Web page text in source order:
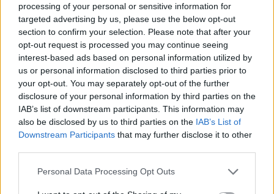
processing of your personal or sensitive information for
targeted advertising by us, please use the below opt-out
section to confirm your selection. Please note that after your
opt-out request is processed you may continue seeing
interest-based ads based on personal information utilized by
us or personal information disclosed to third parties prior to
your opt-out. You may separately opt-out of the further
disclosure of your personal information by third parties on the
IAB’s list of downstream participants. This information may
also be disclosed by us to third parties on the IAB’s List of
Downstream Participants that may further disclose it to other
Personal Data Processing Opt Outs
In nottata il nome del laterale
accostato al Real Si riflette su
Jimenez ma Lotito insiste e
cerca di piazzare Inzaghi,
corteggiato dalla Regginacome
Sereni. Cesar si è offerto ai
biancocelesti
30/08/2006
Fuori anche Udinese e Atalanta,
Ok Samp e Reggina